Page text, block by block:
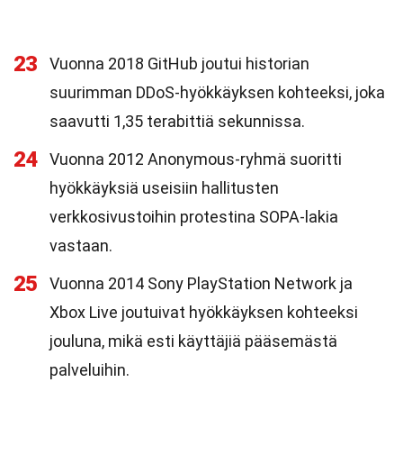
23
Vuonna 2018 GitHub joutui historian
suurimman DDoS-hyökkäyksen kohteeksi, joka
saavutti 1,35 terabittiä sekunnissa.
24
Vuonna 2012 Anonymous-ryhmä suoritti
hyökkäyksiä useisiin hallitusten
verkkosivustoihin protestina SOPA-lakia
vastaan.
25
Vuonna 2014 Sony PlayStation Network ja
Xbox Live joutuivat hyökkäyksen kohteeksi
jouluna, mikä esti käyttäjiä pääsemästä
palveluihin.